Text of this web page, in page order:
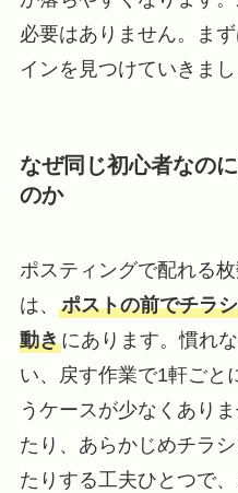
必要はありません。ま
インを見つけていきまし
なぜ同じ初心者なの
のか
ポスティングで配れる
は、 ポストの前でチラ
動きにあります。慣れ
い、戻す作業で1軒ごと
うケースが少なくあり
たり、あらかじめチラ
たりする工夫ひとつで